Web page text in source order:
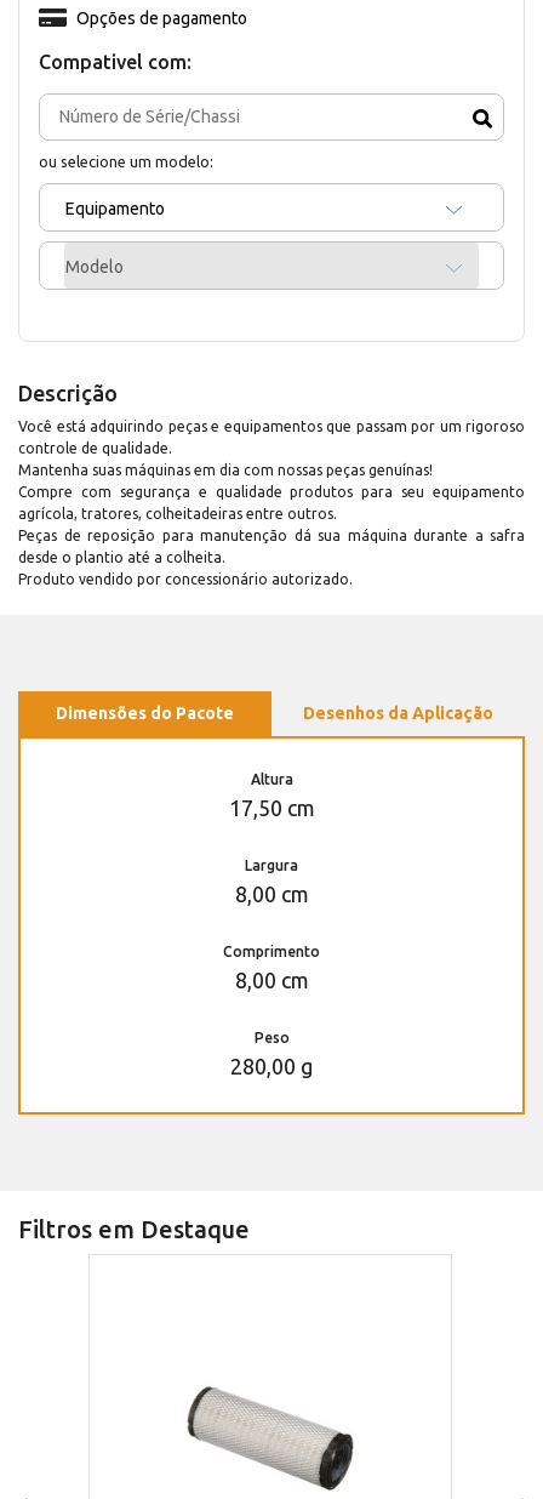
Compativel com:
ou selecione um modelo:
Equipamento
Modelo
Opções de pagamento
Descrição
Você está adquirindo peças e equipamentos que passam por um rigoroso
controle de qualidade.
Mantenha suas máquinas em dia com nossas peças genuínas!
Compre com segurança e qualidade produtos para seu equipamento
agrícola, tratores, colheitadeiras entre outros.
Peças de reposição para manutenção dá sua máquina durante a safra
desde o plantio até a colheita.
Produto vendido por concessionário autorizado.
Dimensões do Pacote Desenhos da Aplicação
Altura
17,50 cm
Largura
8,00 cm
Comprimento
8,00 cm
Peso
280,00 g
Filtros em Destaque